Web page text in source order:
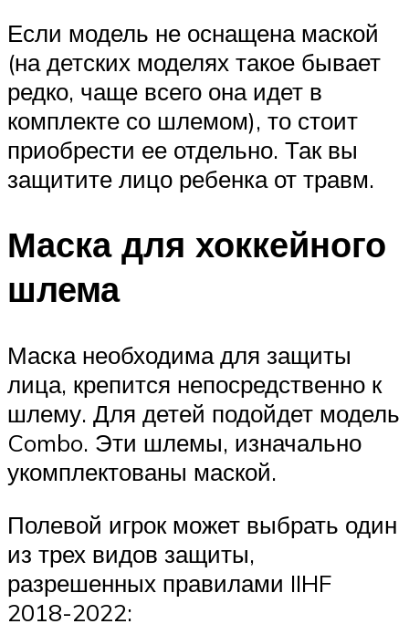
Если модель не оснащена маской
(на детских моделях такое бывает
редко, чаще всего она идет в
комплекте со шлемом), то стоит
приобрести ее отдельно. Так вы
защитите лицо ребенка от травм.
Маска для хоккейного
шлема
Маска необходима для защиты
лица, крепится непосредственно к
шлему. Для детей подойдет модель
Combo. Эти шлемы, изначально
укомплектованы маской.
Полевой игрок может выбрать один
из трех видов защиты,
разрешенных правилами IIHF
2018-2022: